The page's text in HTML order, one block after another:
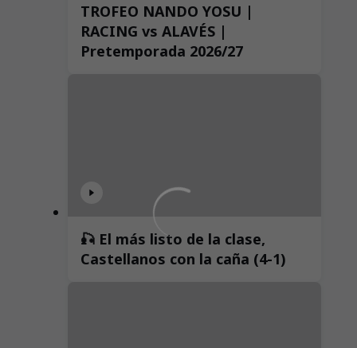
TROFEO NANDO YOSU |
RACING vs ALAVÉS |
Pretemporada 2026/27
🎣 El más listo de la clase,
Castellanos con la caña (4-1)